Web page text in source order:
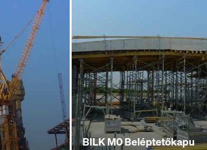
BILK M0 Beléptetőkapu